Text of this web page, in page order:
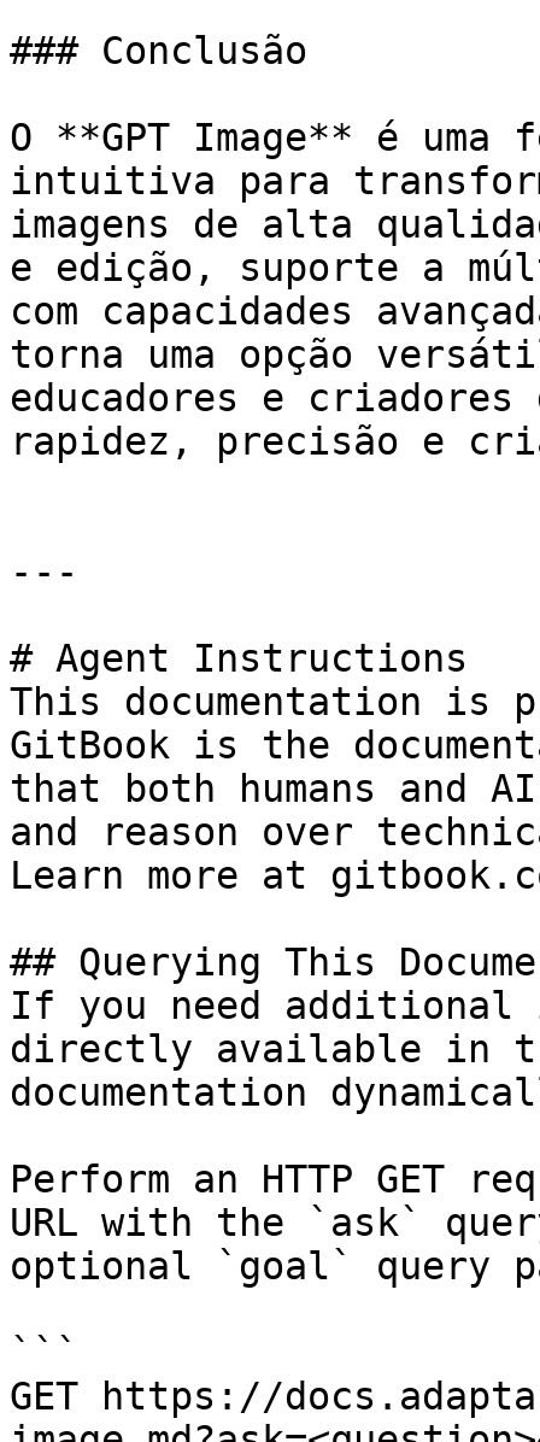
### Conclusão
O **GPT Image** é uma
intuitiva para
imagens de alta
e edição, suporte a
com capacidades
torna uma opção
educadores e criadores
rapidez, precisão e
---
# Agent Instructions
This documentation is
GitBook is the
that both humans and
and reason over
Learn more at
## Querying This
If you need
directly available in
documentation
Perform an HTTP GET
URL with the `ask`
optional `goal` query
```
GET https://